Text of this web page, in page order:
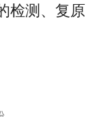
检测、复原